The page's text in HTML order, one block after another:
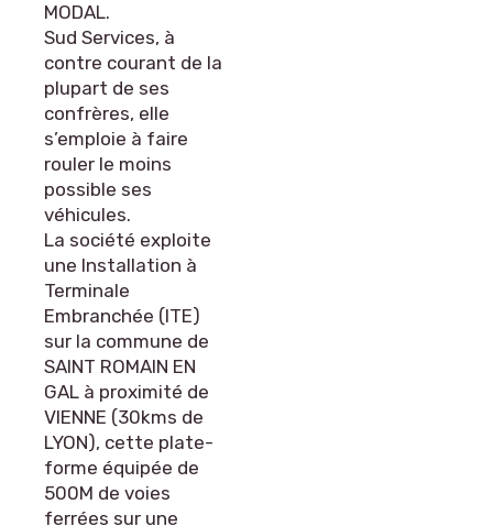
MODAL.
Sud Services, à
contre courant de la
plupart de ses
confrères, elle
s’emploie à faire
rouler le moins
possible ses
véhicules.
La société exploite
une Installation à
Terminale
Embranchée (ITE)
sur la commune de
SAINT ROMAIN EN
GAL à proximité de
VIENNE (30kms de
LYON), cette plate-
forme équipée de
500M de voies
ferrées sur une